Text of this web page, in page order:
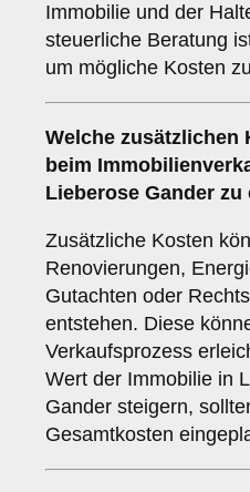
Immobilie und der
steuerliche Beratung
um mögliche Kosten
Welche zusätzlichen
beim
Lieberose Gander zu
Zusätzliche Kosten
Renovierungen,
Gutachten oder
entstehen. Diese
Verkaufsprozess
Wert der Immobilie in
Gander steigern,
Gesamtkosten